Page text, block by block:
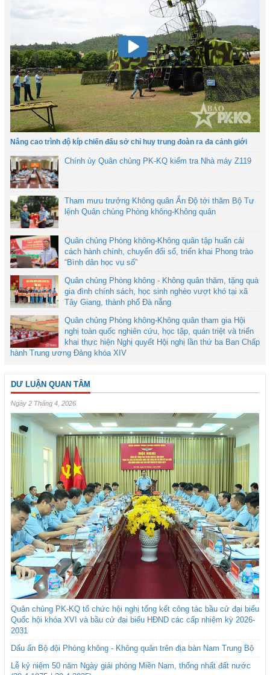
Nâng cao trình độ kíp chiến đấu sở chỉ huy trung đoàn ra đa cảnh giới
Chính ủy Quân chủng PK-KQ kiểm tra Nhà máy Z119
Tham mưu trưởng Không quân Ấn Độ tới thăm Bộ Tư
lệnh Quân chủng Phòng không-Không quân
Quân chủng Phòng không-Không quân tập huấn cải
cách hành chính, chuyển đổi số, triển khai Phong trào
“Bình dân học vụ số”
Quân chủng Phòng không - Không quân thăm, tặng quà
gia đình chính sách, học sinh nghèo vượt khó tại xã
Tây Giang, thành phố Đà nẵng
Quân chủng Phòng không-Không quân tham gia Hội
nghị toàn quốc nghiên cứu, học tập, quán triệt và triển
khai thực hiện Nghị quyết Hội nghị lần thứ ba Ban Chấp
hành Trung ương Đảng khóa XIV
DƯ LUẬN QUAN TÂM
Ngày 2 Tháng 4, 2026
Quân chủng PK-KQ tổ chức hội nghị tổng kết công tác bầu cử đại biểu
Quốc hội khóa XVI và bầu cử đại biểu HĐND các cấp nhiệm kỳ 2026-
2031
Dấu ấn Bộ đội Phòng không - Không quân trên địa bàn Nam Trung Bộ
Lễ kỷ niệm 50 năm Ngày giải phóng Miền Nam, thống nhất đất nước